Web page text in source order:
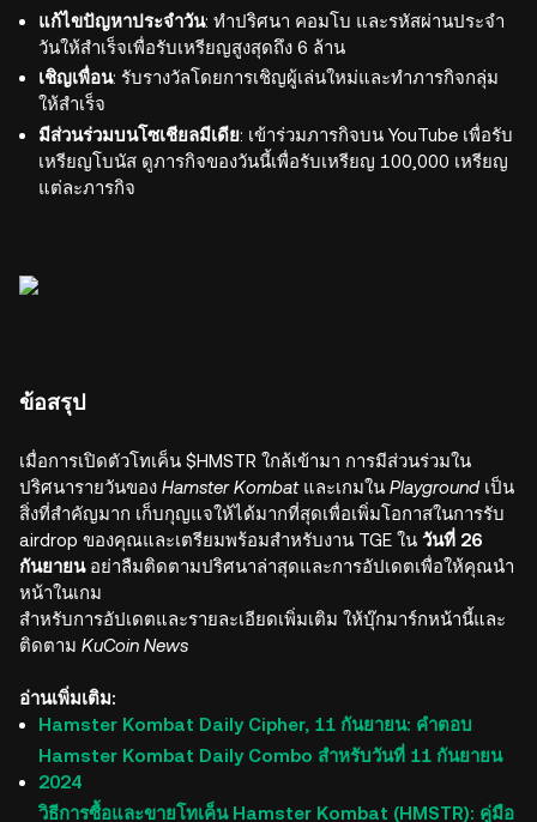
แก้ไขปัญหาประจำวัน: ทำปริศนา คอมโบ และรหัสผ่านประจำ
วันให้สำเร็จเพื่อรับเหรียญสูงสุดถึง 6 ล้าน
เชิญเพื่อน: รับรางวัลโดยการเชิญผู้เล่นใหม่และทำภารกิจกลุ่ม
ให้สำเร็จ
มีส่วนร่วมบนโซเชียลมีเดีย: เข้าร่วมภารกิจบน YouTube เพื่อรับ
เหรียญโบนัส ดูภารกิจของวันนี้เพื่อรับเหรียญ 100,000 เหรียญ
แต่ละภารกิจ
ข้อสรุป
เมื่อการเปิดตัวโทเค็น $HMSTR ใกล้เข้ามา การมีส่วนร่วมใน
ปริศนารายวันของ Hamster Kombatและเกมใน Playground เป็น
สิ่งที่สำคัญมาก เก็บกุญแจให้ได้มากที่สุดเพื่อเพิ่มโอกาสในการรับ
airdrop ของคุณและเตรียมพร้อมสำหรับงาน TGE ใน วันที่ 26
กันยายนอย่าลืมติดตามปริศนาล่าสุดและการอัปเดตเพื่อให้คุณนำ
หน้าในเกม
สำหรับการอัปเดตและรายละเอียดเพิ่มเติม ให้บุ๊กมาร์กหน้านี้และ
ติดตาม KuCoin News
อ่านเพิ่มเติม:
Hamster Kombat Daily Cipher, 11 กันยายน: คำตอบ
Hamster Kombat Daily Combo สำหรับวันที่ 11 กันยายน
2024
วิธีการซื้อและขายโทเค็น Hamster Kombat (HMSTR): คู่มือ